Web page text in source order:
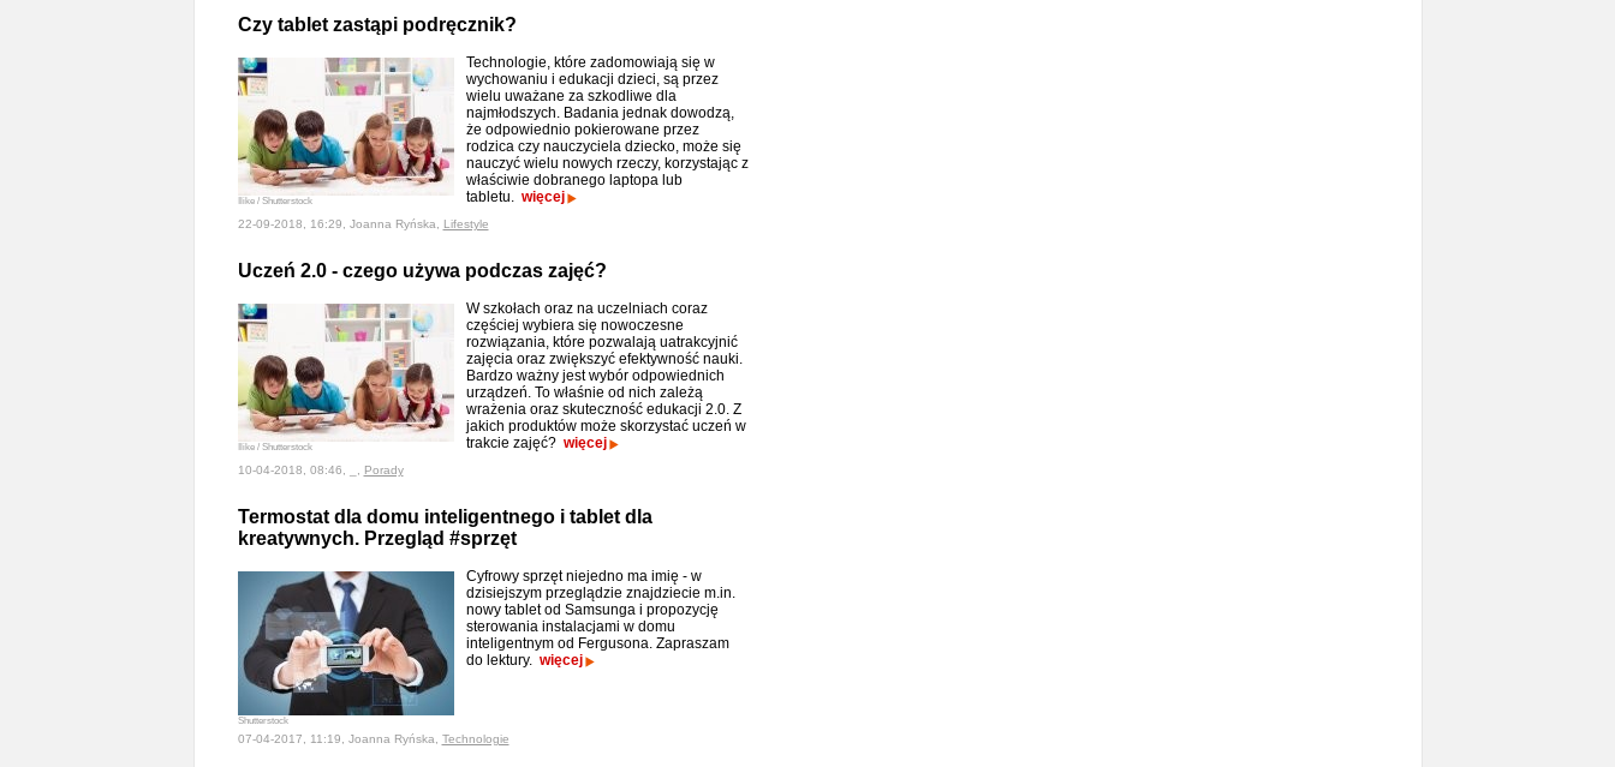
Czy tablet zastąpi podręcznik?
Ilike / Shutterstock
Technologie, które zadomowiają się w
wychowaniu i edukacji dzieci, są przez
wielu uważane za szkodliwe dla
najmłodszych. Badania jednak dowodzą,
że odpowiednio pokierowane przez
rodzica czy nauczyciela dziecko, może się
nauczyć wielu nowych rzeczy, korzystając z
właściwie dobranego laptopa lub
tabletu. więcej
22-09-2018, 16:29, Joanna Ryńska, Lifestyle
Uczeń 2.0 - czego używa podczas zajęć?
Ilike / Shutterstock
W szkołach oraz na uczelniach coraz
częściej wybiera się nowoczesne
rozwiązania, które pozwalają uatrakcyjnić
zajęcia oraz zwiększyć efektywność nauki.
Bardzo ważny jest wybór odpowiednich
urządzeń. To właśnie od nich zależą
wrażenia oraz skuteczność edukacji 2.0. Z
jakich produktów może skorzystać uczeń w
trakcie zajęć? więcej
10-04-2018, 08:46, _, Porady
Termostat dla domu inteligentnego i tablet dla
kreatywnych. Przegląd #sprzęt
Shutterstock
Cyfrowy sprzęt niejedno ma imię - w
dzisiejszym przeglądzie znajdziecie m.in.
nowy tablet od Samsunga i propozycję
sterowania instalacjami w domu
inteligentnym od Fergusona. Zapraszam
do lektury. więcej
07-04-2017, 11:19, Joanna Ryńska, Technologie